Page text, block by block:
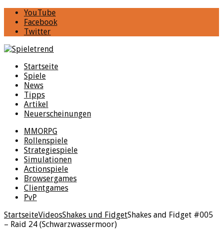
YouTube
Facebook
Twitter
Startseite
Spiele
News
Tipps
Artikel
Neuerscheinungen
MMORPG
Rollenspiele
Strategiespiele
Simulationen
Actionspiele
Browsergames
Clientgames
PvP
StartseiteVideosShakes und FidgetShakes and Fidget #005
– Raid 24 (Schwarzwassermoor)